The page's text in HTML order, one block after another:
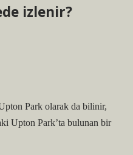
izlenir?
Park olarak da bilinir,
Upton Park’ta bulunan bir